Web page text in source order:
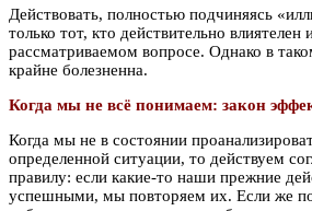
Действовать, полностью подчиняясь
только тот, кто действительно влиятелен
рассматриваемом вопросе. Однако в
крайне болезненна.
Когда мы не всё понимаем: закон
Когда мы не в состоянии
определенной ситуации, то действуем
правилу: если какие-то наши прежние
успешными, мы повторяем их. Если же